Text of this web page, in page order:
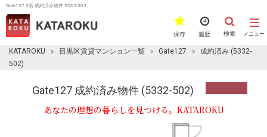
Gate127 5階 成約済み物件 5332-502
メニュー
検索
履歴
保存
KATAROKU 目黒区賃貸マンション一覧 Gate127
成約済み (5332-
502)
Gate127 成約済み物件 (5332-502)
あなたの理想の暮らしを見つける。KATAROKU